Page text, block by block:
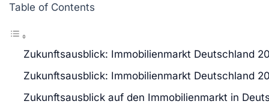
Table of Contents
Zukunftsausblick: Immobilienmarkt Deutschland
Zukunftsausblick: Immobilienmarkt Deutschland
Zukunftsausblick auf den Immobilienmarkt in